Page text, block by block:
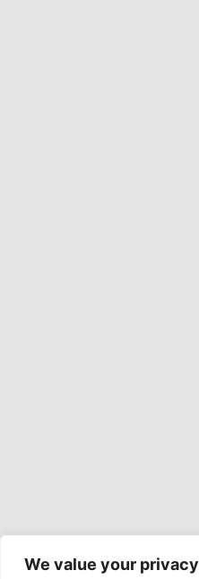
We value your privacy